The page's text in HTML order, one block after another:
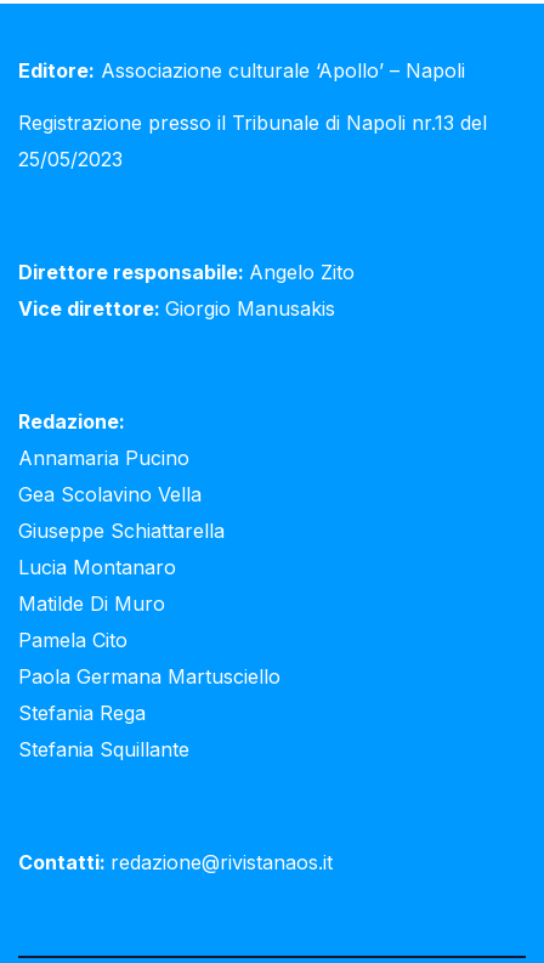
Editore: Associazione culturale ‘Apollo’ – Napoli
Registrazione presso il Tribunale di Napoli nr.13 del
25/05/2023
Direttore responsabile: Angelo Zito
Vice direttore: Giorgio Manusakis
Redazione:
Annamaria Pucino
Gea Scolavino Vella
Giuseppe Schiattarella
Lucia Montanaro
Matilde Di Muro
Pamela Cito
Paola Germana Martusciello
Stefania Rega
Stefania Squillante
Contatti: redazione@rivistanaos.it